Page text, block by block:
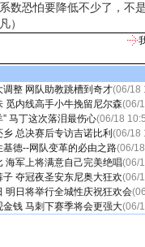
数恐怕要降低不少了，不
）
整 网队助教跳槽到奇才(06/18
觅内线高手小牛挽留尼尔森(06/
” 马丁这次落泪最伤心(06/18
总决赛后专访吉诺比利 (06/18
德--网队变革的必由之路(06/
海军上将满意自己完美绝唱(06/
夺冠夜圣安东尼奥大狂欢(06/
明日将举行全城性庆祝狂欢会
钱 马刺下赛季将会更强大(06/